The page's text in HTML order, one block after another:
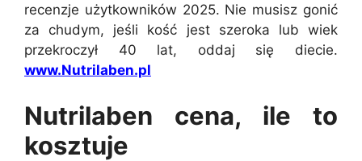
recenzje użytkowników 2025. Nie musisz gonić
za chudym, jeśli kość jest szeroka lub wiek
przekroczył 40 lat, oddaj się diecie.
www.Nutrilaben.pl
Nutrilaben cena, ile to
kosztuje